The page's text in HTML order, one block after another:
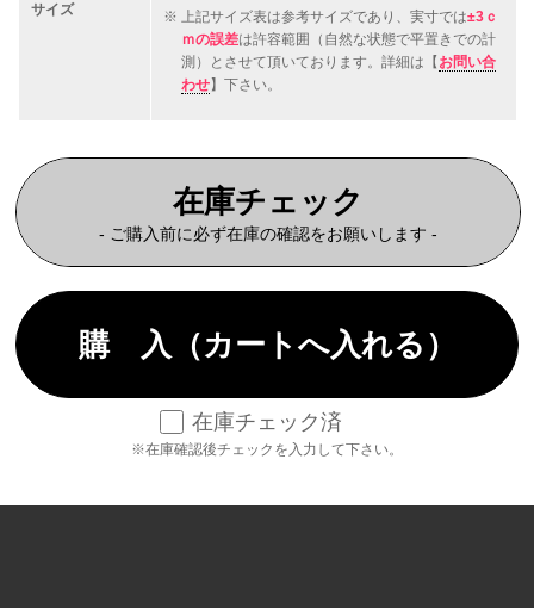
サイズ 上記サイズ表は参考サイズであり、実寸では±3ｃ
ｍの誤差は許容範囲（自然な状態で平置きでの計
測）とさせて頂いております。詳細は【 お問い合
わせ】下さい。
在庫チェック
- ご購入前に必ず在庫の確認をお願いします -
在庫チェック済
※在庫確認後チェックを入力して下さい。